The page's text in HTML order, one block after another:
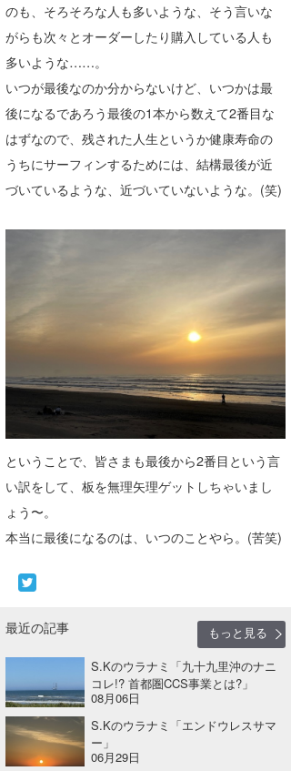
のも、そろそろな人も多いような、そう言いな
がらも次々とオーダーしたり購入している人も
多いような……。
いつが最後なのか分からないけど、いつかは最
後になるであろう最後の1本から数えて2番目な
はずなので、残された人生というか健康寿命の
うちにサーフィンするためには、結構最後が近
づいているような、近づいていないような。(笑)
ということで、皆さまも最後から2番目という言
い訳をして、板を無理矢理ゲットしちゃいまし
ょう〜。
本当に最後になるのは、いつのことやら。(苦笑)
最近の記事
もっと見る
S.Kのウラナミ「九十九里沖のナニ
コレ!? 首都圏CCS事業とは?」
08月06日
S.Kのウラナミ「エンドウレスサマ
ー」
06月29日
ハンマー
まっきー
三輪予報士
小川予報士
上田純子
wanda
予報士 hiro.
banpaku
chappy